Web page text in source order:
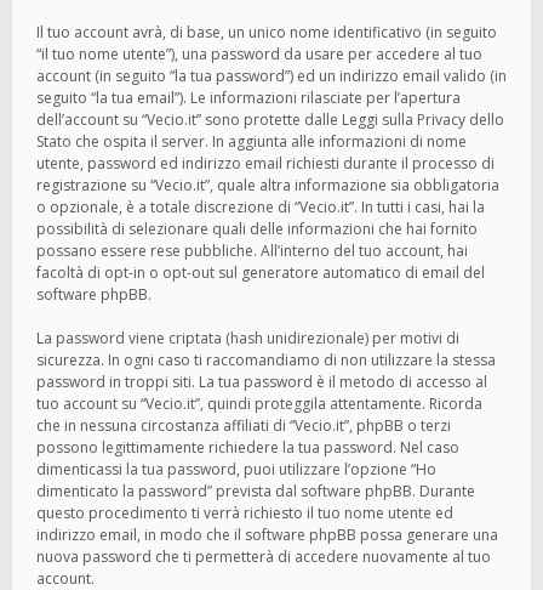
Il tuo account avrà, di base, un unico nome identificativo (in seguito
“il tuo nome utente”), una password da usare per accedere al tuo
account (in seguito “la tua password”) ed un indirizzo email valido (in
seguito “la tua email”). Le informazioni rilasciate per l’apertura
dell’account su “Vecio.it” sono protette dalle Leggi sulla Privacy dello
Stato che ospita il server. In aggiunta alle informazioni di nome
utente, password ed indirizzo email richiesti durante il processo di
registrazione su “Vecio.it”, quale altra informazione sia obbligatoria
o opzionale, è a totale discrezione di “Vecio.it”. In tutti i casi, hai la
possibilità di selezionare quali delle informazioni che hai fornito
possano essere rese pubbliche. All’interno del tuo account, hai
facoltà di opt-in o opt-out sul generatore automatico di email del
software phpBB.
La password viene criptata (hash unidirezionale) per motivi di
sicurezza. In ogni caso ti raccomandiamo di non utilizzare la stessa
password in troppi siti. La tua password è il metodo di accesso al
tuo account su “Vecio.it”, quindi proteggila attentamente. Ricorda
che in nessuna circostanza affiliati di “Vecio.it”, phpBB o terzi
possono legittimamente richiedere la tua password. Nel caso
dimenticassi la tua password, puoi utilizzare l’opzione “Ho
dimenticato la password” prevista dal software phpBB. Durante
questo procedimento ti verrà richiesto il tuo nome utente ed
indirizzo email, in modo che il software phpBB possa generare una
nuova password che ti permetterà di accedere nuovamente al tuo
account.